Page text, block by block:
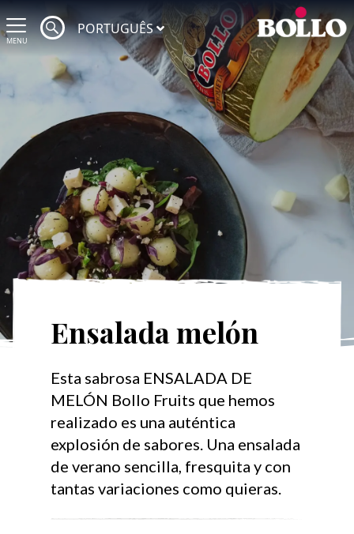
MENU
PORTUGUÊS
Ensalada melón
Esta sabrosa ENSALADA DE
MELÓN Bollo Fruits que hemos
realizado es una auténtica
explosión de sabores. Una ensalada
de verano sencilla, fresquita y con
tantas variaciones como quieras.⁣